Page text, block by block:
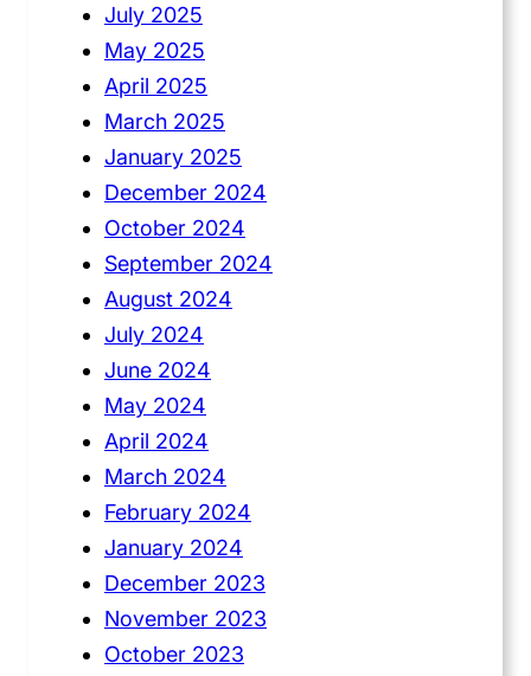
July 2025
May 2025
April 2025
March 2025
January 2025
December 2024
October 2024
September 2024
August 2024
July 2024
June 2024
May 2024
April 2024
March 2024
February 2024
January 2024
December 2023
November 2023
October 2023